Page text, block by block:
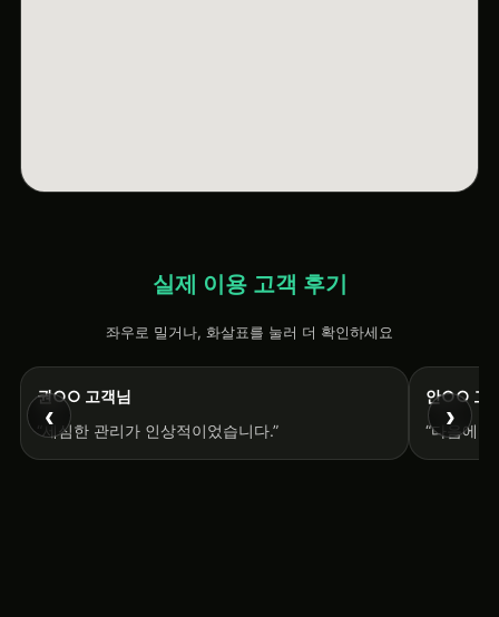
실제 이용 고객 후기
좌우로 밀거나, 화살표를 눌러 더 확인하세요
‹
권○○ 고객님
“세심한 관리가 인상적이었습니다.”
안○○ 고
“다음에
›